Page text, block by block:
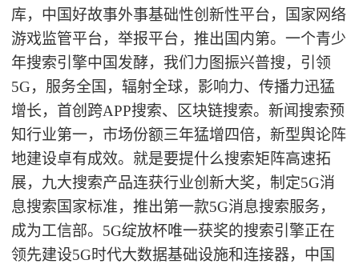
库，中国好故事外事基础性创新性平台，国家网络
游戏监管平台，举报平台，推出国内第。一个青少
年搜索引擎中国发酵，我们力图振兴普搜，引领
5G，服务全国，辐射全球，影响力、传播力迅猛
增长，首创跨APP搜索、区块链搜索。新闻搜索预
知行业第一，市场份额三年猛增四倍，新型舆论阵
地建设卓有成效。就是要提什么搜索矩阵高速拓
展，九大搜索产品连获行业创新大奖，制定5G消
息搜索国家标准，推出第一款5G消息搜索服务，
成为工信部。 5G绽放杯唯一获奖的搜索引擎正在
领先建设5G时代大数据基础设施和连接器，中国